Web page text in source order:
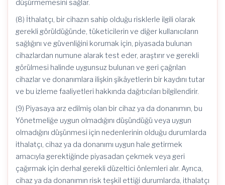
düşürmemesini sağlar.
(8) İthalatçı, bir cihazın sahip olduğu risklerle ilgili olarak
gerekli görüldüğünde, tüketicilerin ve diğer kullanıcıların
sağlığını ve güvenliğini korumak için, piyasada bulunan
cihazlardan numune alarak test eder, araştırır ve gerekli
görülmesi halinde uygunsuz bulunan ve geri çağrılan
cihazlar ve donanımlara ilişkin şikâyetlerin bir kaydını tutar
ve bu izleme faaliyetleri hakkında dağıtıcıları bilgilendirir.
(9) Piyasaya arz edilmiş olan bir cihaz ya da donanımın, bu
Yönetmeliğe uygun olmadığını düşündüğü veya uygun
olmadığını düşünmesi için nedenlerinin olduğu durumlarda
ithalatçı, cihaz ya da donanımı uygun hale getirmek
amacıyla gerektiğinde piyasadan çekmek veya geri
çağırmak için derhal gerekli düzeltici önlemleri alır. Ayrıca,
cihaz ya da donanımın risk teşkil ettiği durumlarda, ithalatçı